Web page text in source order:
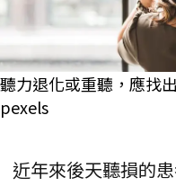
聽力退化或重聽，應找
pexels
近年來後天聽損的